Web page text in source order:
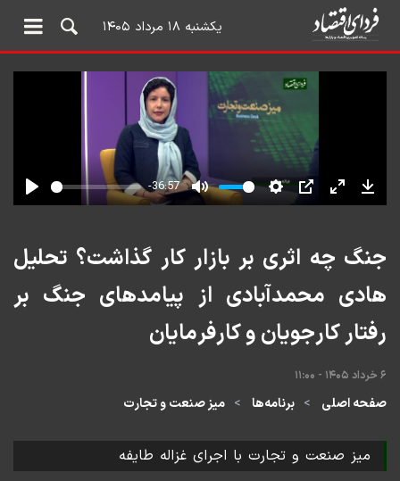
یکشنبه ۱۸ مرداد ۱۴۰۵
جنگ چه اثری بر بازار کار گذاشت؟ تحلیل
هادی محمدآبادی از پیامدهای جنگ بر
رفتار کارجویان و کارفرمایان
۶ خرداد ۱۴۰۵ - ۱۱:۰۰
صفحه اصلی برنامه‌ها میز صنعت و تجارت
میز صنعت و تجارت با اجرای غزاله طایفه